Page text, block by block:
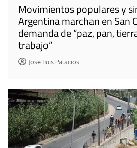
Movimientos populares y
Argentina marchan en San
demanda de “paz, pan,
trabajo”
Jose Luis Palacios